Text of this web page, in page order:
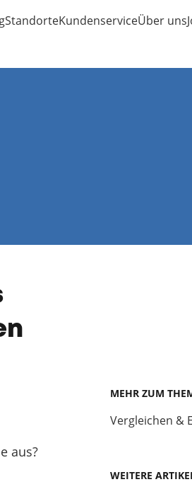
StandorteKundenserviceÜber uns
aus?
MEHR ZUM
Vergleichen &
WEITERE